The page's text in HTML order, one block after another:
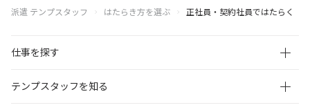
派遣 テンプスタッフ はたらき方を選ぶ 正社員・契約社員ではたらく
仕事を探す
テンプスタッフを知る